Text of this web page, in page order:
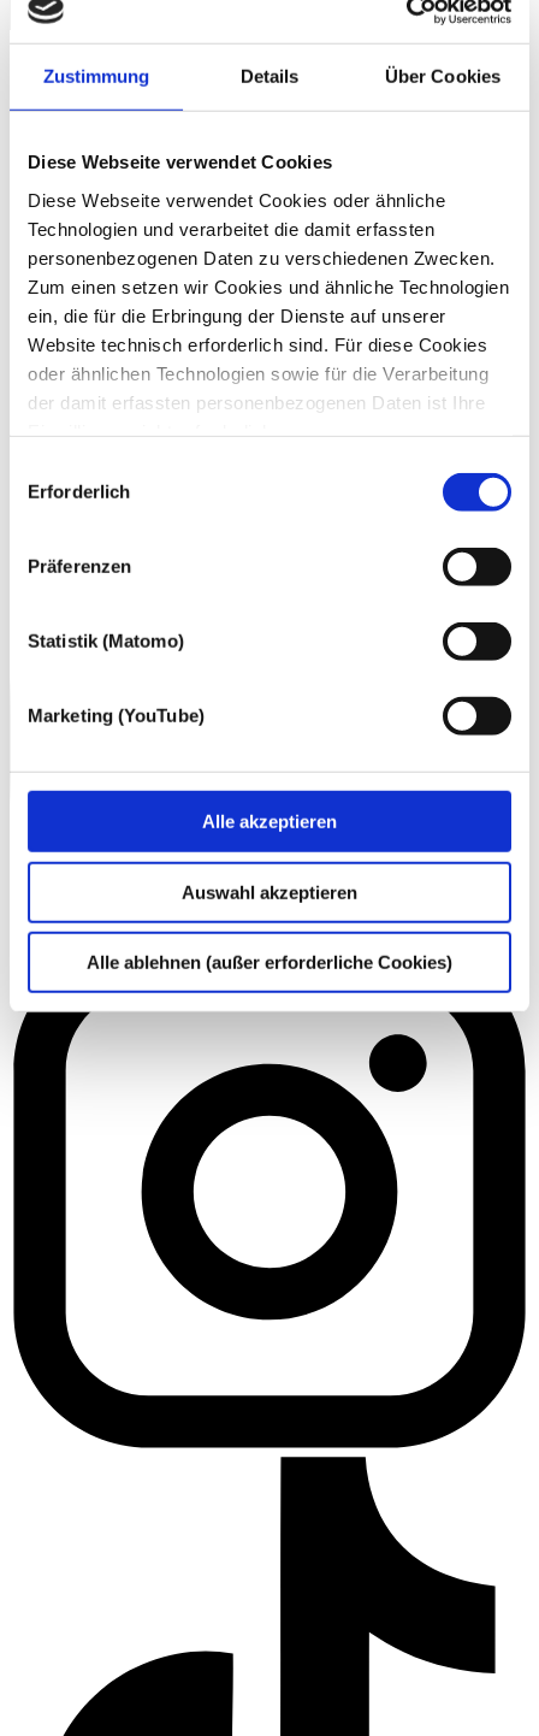
Zustimmung Details Über Cookies
Diese Webseite verwendet Cookies
Diese Webseite verwendet Cookies oder ähnliche
Technologien und verarbeitet die damit erfassten
personenbezogenen Daten zu verschiedenen Zwecken.
Zum einen setzen wir Cookies und ähnliche Technologien
ein, die für die Erbringung der Dienste auf unserer
Website technisch erforderlich sind. Für diese Cookies
oder ähnlichen Technologien sowie für die Verarbeitung
der damit erfassten personenbezogenen Daten ist Ihre
mit Ihrer ausdrücklichen Einwilligung einsetzen und die
Erforderlich
Präferenzen
Statistik (Matomo)
Marketing (YouTube)
Alle akzeptieren
Auswahl akzeptieren
Alle ablehnen (außer erforderliche Cookies)